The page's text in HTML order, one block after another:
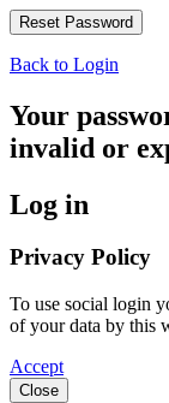
Back to Login
Your
invalid or
Log in
Privacy Policy
To use social login
of your data by this
Accept
Close